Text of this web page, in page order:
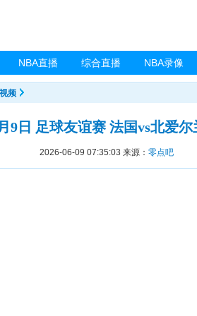
NBA直播 综合直播 NBA录像
频
9日 足球友谊赛 法国vs北爱
2026-06-09 07:35:03 来源： 零点吧